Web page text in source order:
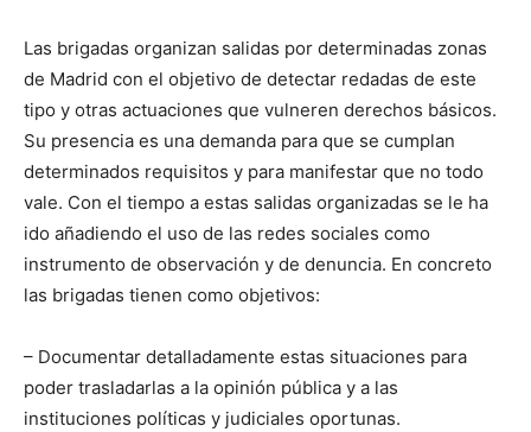
Las brigadas organizan salidas por determinadas zonas
de Madrid con el objetivo de detectar redadas de este
tipo y otras actuaciones que vulneren derechos básicos.
Su presencia es una demanda para que se cumplan
determinados requisitos y para manifestar que no todo
vale. Con el tiempo a estas salidas organizadas se le ha
ido añadiendo el uso de las redes sociales como
instrumento de observación y de denuncia. En concreto
las brigadas tienen como objetivos:
– Documentar detalladamente estas situaciones para
poder trasladarlas a la opinión pública y a las
instituciones políticas y judiciales oportunas.